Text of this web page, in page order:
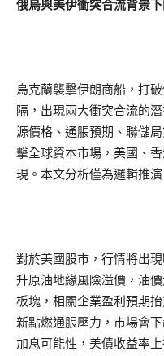
俄烏與美伊衝突合流背景
烏克蘭襲擊伊朗商船，打
隔，出現兩大衝突合流的
源價格、通脹預期、聯儲
擊全球資本市場，美國、
現。本文分析僅為邏輯推
對於美國股市，行情將出
升原油地緣風險溢價，油
板塊，相關企業盈利預期
新點燃通脹壓力，市場會
加息可能性，美債收益率